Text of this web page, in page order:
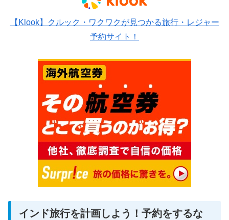
【Klook】クルック・ワクワクが見つかる旅行・レジャー
予約サイト！
インド旅行を計画しよう！予約をするな